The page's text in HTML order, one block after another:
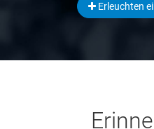
Erleuchten